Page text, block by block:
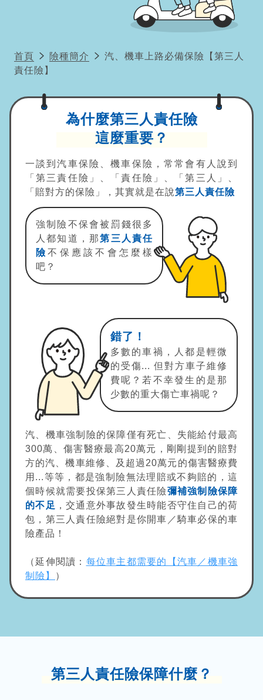
首頁 險種簡介
汽、機車上路必備保險【第三人
責任險】
為什麼第三人責任險
這麼重要？
一談到汽車保險、機車保險，常常會有人說到
「第三責任險」、「責任險」、「第三人」、
「賠對方的保險」，其實就是在說第三人責任險
強制險不保會被罰錢很多
人都知道，那第三人責任
險不保應該不會怎麼樣
吧？
錯了！
多數的車禍，人都是輕微
的受傷... 但對方車子維修
費呢？若不幸發生的是那
少數的重大傷亡車禍呢？
汽、機車強制險的保障僅有死亡、失能給付最高
300萬、傷害醫療最高20萬元，剛剛提到的賠對
方的汽、機車維修、及超過20萬元的傷害醫療費
用...等等，都是強制險無法理賠或不夠賠的，這
個時候就需要投保第三人責任險彌補強制險保障
的不足 ，交通意外事故發生時能否守住自己的荷
包，第三人責任險絕對是你開車／騎車必保的車
險產品！
（延伸閱讀： 每位車主都需要的【汽車／機車強
制險】
）
第三人責任險保障什麼？